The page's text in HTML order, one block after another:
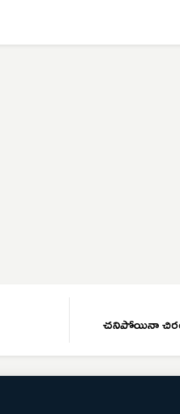
చనిపోయినా